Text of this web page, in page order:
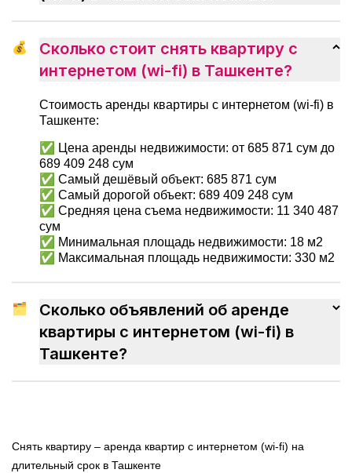
💰
Сколько стоит снять квартиру с
интернетом (wi-fi) в Ташкенте?
Стоимость аренды квартиры с интернетом (wi-fi) в
Ташкенте:
✅ Цена аренды недвижимости: от 685 871 сум до
689 409 248 сум
✅ Самый дешёвый объект: 685 871 сум
✅ Самый дорогой объект: 689 409 248 сум
✅ Средняя цена съема недвижимости: 11 340 487
сум
✅ Минимальная площадь недвижимости: 18 м2
✅ Максимальная площадь недвижимости: 330 м2
🗂
Сколько объявлений об аренде
квартиры с интернетом (wi-fi) в
Ташкенте?
Снять квартиру – аренда квартир с интернетом (wi-fi) на
длительный срок в Ташкенте